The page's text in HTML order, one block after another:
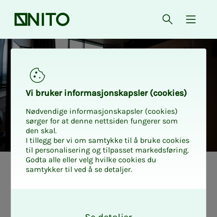
Forsiden Åpne søk
{
Hotellrabatt Strawberry
Vi bru­­ker in­­for­­ma­­sjons­­kaps­­­ler (cookies)
Nødvendige informasjonskapsler (cookies)
sørger for at denne nettsiden fungerer som
den skal.
I tillegg ber vi om samtykke til å bruke cookies
til personalisering og tilpasset markedsføring.
Godta alle eller velg hvilke cookies du
samtykker til ved å se detaljer.